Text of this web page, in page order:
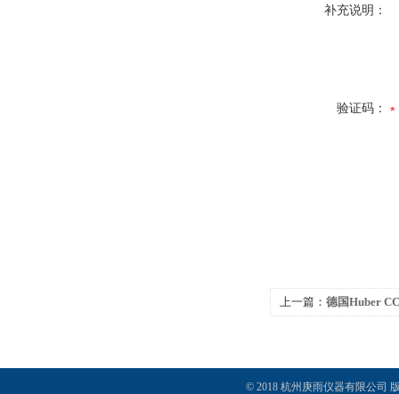
补充说明：
验证码：
上一篇： 德国Huber
© 2018 杭州庚雨仪器有限公司